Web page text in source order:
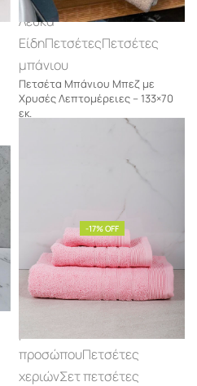
Λευκά
ΕίδηΠετσέτεςΠετσέτες
μπάνιου
Πετσέτα Μπάνιου Μπεζ με
Χρυσές Λεπτομέρειες – 133×70
εκ.
-17% OFF
Πετσέτες
Πετσέτες
προσώπουΠετσέτες
χεριώνΣετ πετσέτες